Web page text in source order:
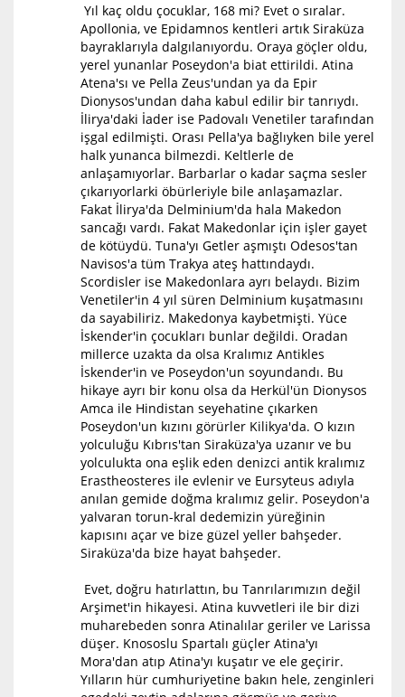
Yıl kaç oldu çocuklar, 168 mi? Evet o sıralar.
Apollonia, ve Epidamnos kentleri artık Siraküza
bayraklarıyla dalgılanıyordu. Oraya göçler oldu,
yerel yunanlar Poseydon'a biat ettirildi. Atina
Atena'sı ve Pella Zeus'undan ya da Epir
Dionysos'undan daha kabul edilir bir tanrıydı.
İlirya'daki İader ise Padovalı Venetiler tarafından
işgal edilmişti. Orası Pella'ya bağlıyken bile yerel
halk yunanca bilmezdi. Keltlerle de
anlaşamıyorlar. Barbarlar o kadar saçma sesler
çıkarıyorlarki öbürleriyle bile anlaşamazlar.
Fakat İlirya'da Delminium'da hala Makedon
sancağı vardı. Fakat Makedonlar için işler gayet
de kötüydü. Tuna'yı Getler aşmıştı Odesos'tan
Navisos'a tüm Trakya ateş hattındaydı.
Scordisler ise Makedonlara ayrı belaydı. Bizim
Venetiler'in 4 yıl süren Delminium kuşatmasını
da sayabiliriz. Makedonya kaybetmişti. Yüce
İskender'in çocukları bunlar değildi. Oradan
millerce uzakta da olsa Kralımız Antikles
İskender'in ve Poseydon'un soyundandı. Bu
hikaye ayrı bir konu olsa da Herkül'ün Dionysos
Amca ile Hindistan seyehatine çıkarken
Poseydon'un kızını görürler Kilikya'da. O kızın
yolculuğu Kıbrıs'tan Siraküza'ya uzanır ve bu
yolculukta ona eşlik eden denizci antik kralımız
Erastheosteres ile evlenir ve Eursyteus adıyla
anılan gemide doğma kralımız gelir. Poseydon'a
yalvaran torun-kral dedemizin yüreğinin
kapısını açar ve bize güzel yeller bahşeder.
Siraküza'da bize hayat bahşeder.
Evet, doğru hatırlattın, bu Tanrılarımızın değil
Arşimet'in hikayesi. Atina kuvvetleri ile bir dizi
muharebeden sonra Atinalılar geriler ve Larissa
düşer. Knososlu Spartalı güçler Atina'yı
Mora'dan atıp Atina'yı kuşatır ve ele geçirir.
Yılların hür cumhuriyetine bakın hele, zenginleri